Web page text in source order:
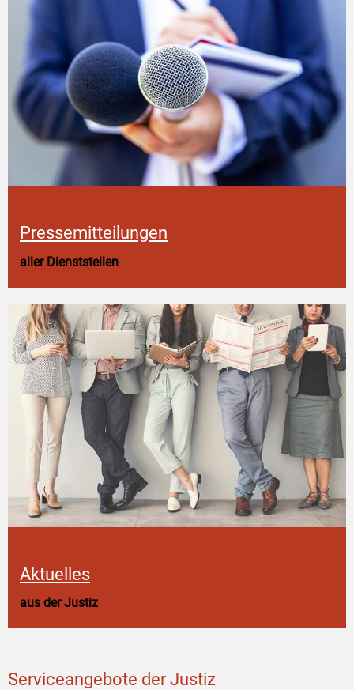
Pressemitteilungen
aller Dienststellen
Aktuelles
aus der Justiz
Serviceangebote der Justiz